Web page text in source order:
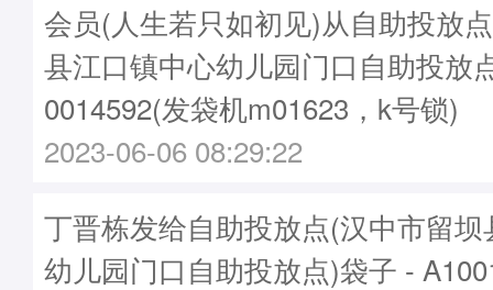
会员(人生若只如初见)从自助投放
县江口镇中心幼儿园门口自助投放
0014592(发袋机m01623，k号锁)
2023-06-06 08:29:22
丁晋栋发给自助投放点(汉中市留
幼儿园门口自助投放点)袋子 -